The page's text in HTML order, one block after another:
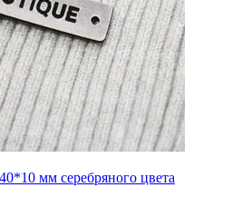
мм серебряного цвета